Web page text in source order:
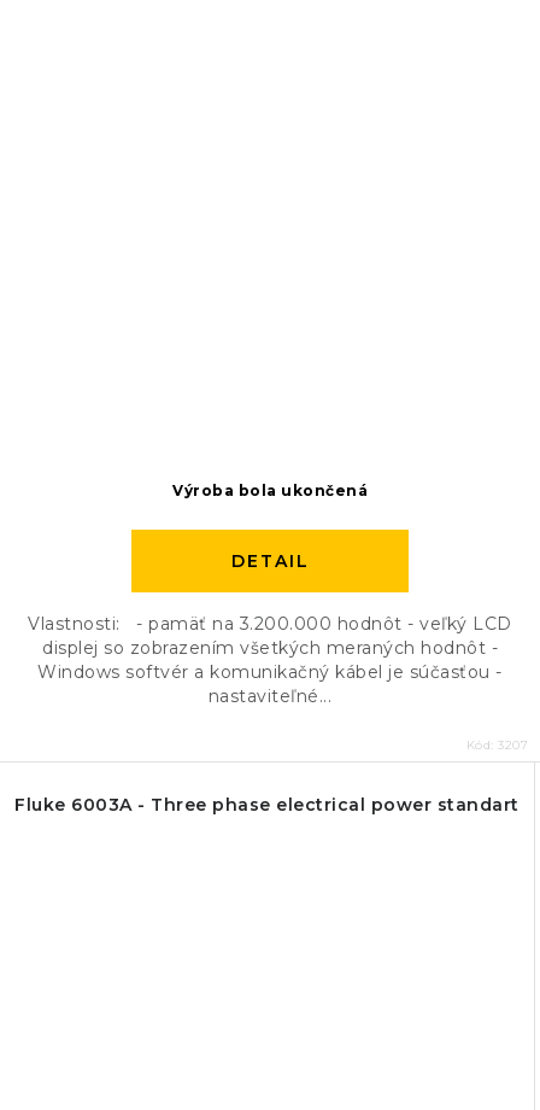
Výroba bola ukončená
DETAIL
Vlastnosti: - pamäť na 3.200.000 hodnôt - veľký LCD
displej so zobrazením všetkých meraných hodnôt -
Windows softvér a komunikačný kábel je súčasťou -
nastaviteľné...
Kód: 3207
Fluke 6003A - Three phase electrical power standart